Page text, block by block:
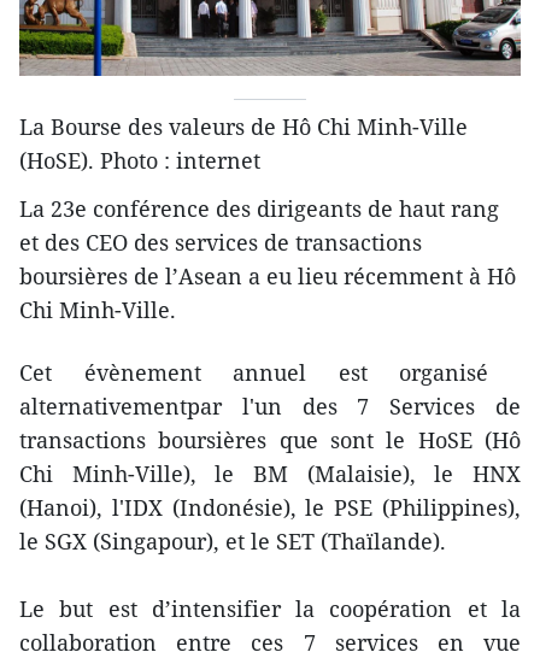
La Bourse des valeurs de Hô Chi Minh-Ville
(HoSE).​ Photo : internet
La 23e conférence des dirigeants de haut rang
et des CEO des services de transactions
boursières de l’Asean a eu lieu récemment à Hô
Chi Minh-Ville.
Cet évènement annuel est organisé ​
alternativementpar l'un des 7 Services de
transactions boursières que sont le HoSE (Hô
Chi Minh-Ville), le BM (Malaisie), le HNX
(Hanoi), l'IDX (Indonésie), le PSE (Philippines),
le SGX (Singapour), et le SET (Thaïlande).
Le but est d’intensifier la coopération et la
collaboration entre ces 7 services en vue